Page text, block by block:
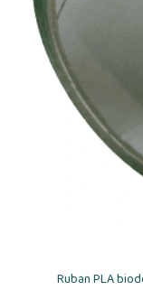
Ruban PLA